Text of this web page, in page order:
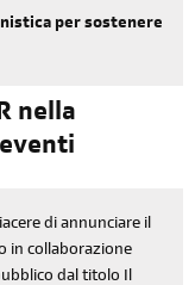
per sostenere
nella
di annunciare il
in collaborazione
dal titolo Il